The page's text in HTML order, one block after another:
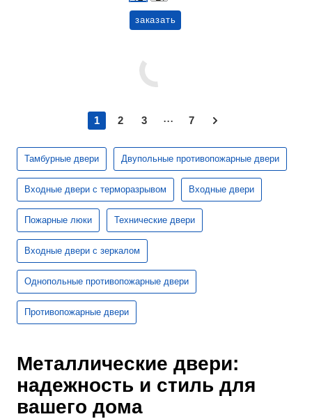
заказать
1 2 3 ... 7
Тамбурные двери Двупольные противопожарные двери
Входные двери с терморазрывом Входные двери
Пожарные люки Технические двери
Входные двери с зеркалом
Однопольные противопожарные двери
Противопожарные двери
Металлические двери:
надежность и стиль для
вашего дома